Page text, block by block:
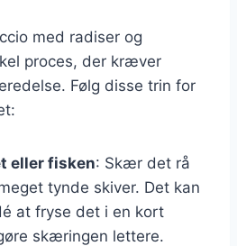
med radiser og
proces, der kræver
Følg disse trin for
eller fisken: Skær det rå
tynde skiver. Det kan
at fryse det i en kort
skæringen lettere.